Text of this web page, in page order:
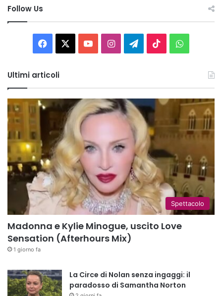
Follow Us
Facebook You InstagramTelegram
TikTok
Ultimi articoli
Spettacolo
Madonna e Kylie Minogue, uscito Love
Sensation (Afterhours Mix)
1 giorno fa
La Circe di Nolan senza ingaggi: il
paradosso di Samantha Norton